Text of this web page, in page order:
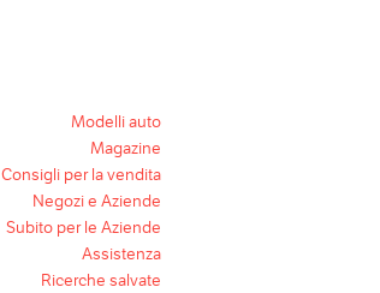
Modelli auto
Magazine
Consigli per la vendita
Negozi e Aziende
Subito per le Aziende
Assistenza
Ricerche salvate